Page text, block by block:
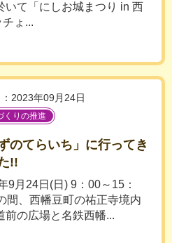
いて「にしお城まつり in 西
ょ...
2023年09月24日
くりの推進
ずのてらいち」に行ってき
!!
9月24日(日) 9：00～15：
、西幡豆町の祐正寺境内
前の広場と名鉄西幡...